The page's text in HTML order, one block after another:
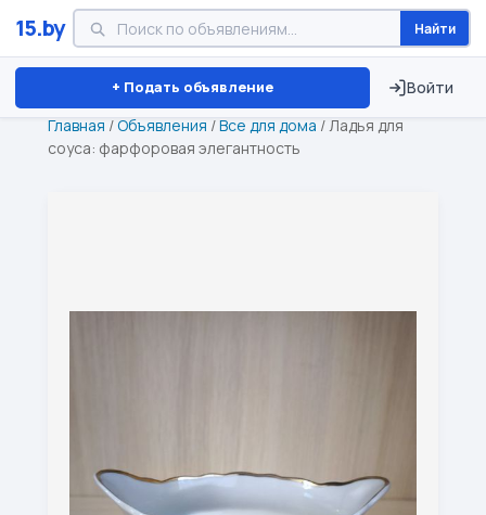
15.by Найти
+ Подать объявление Войти
Минск Витебск Брест ⏱ ТОЛЬКО 15 ДНЕЙ
Главная /Объявления /Все для дома /Ладья для
соуса: фарфоровая элегантность